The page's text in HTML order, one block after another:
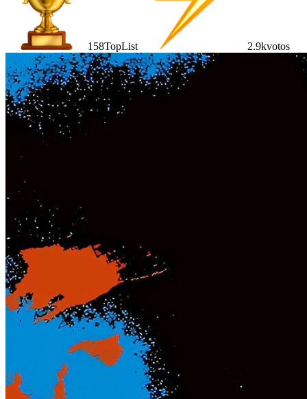
158TopList 2.9kvotos